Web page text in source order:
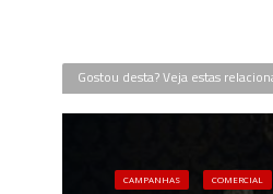
Gostou desta? Veja estas
CAMPANHAS COMERCIAL